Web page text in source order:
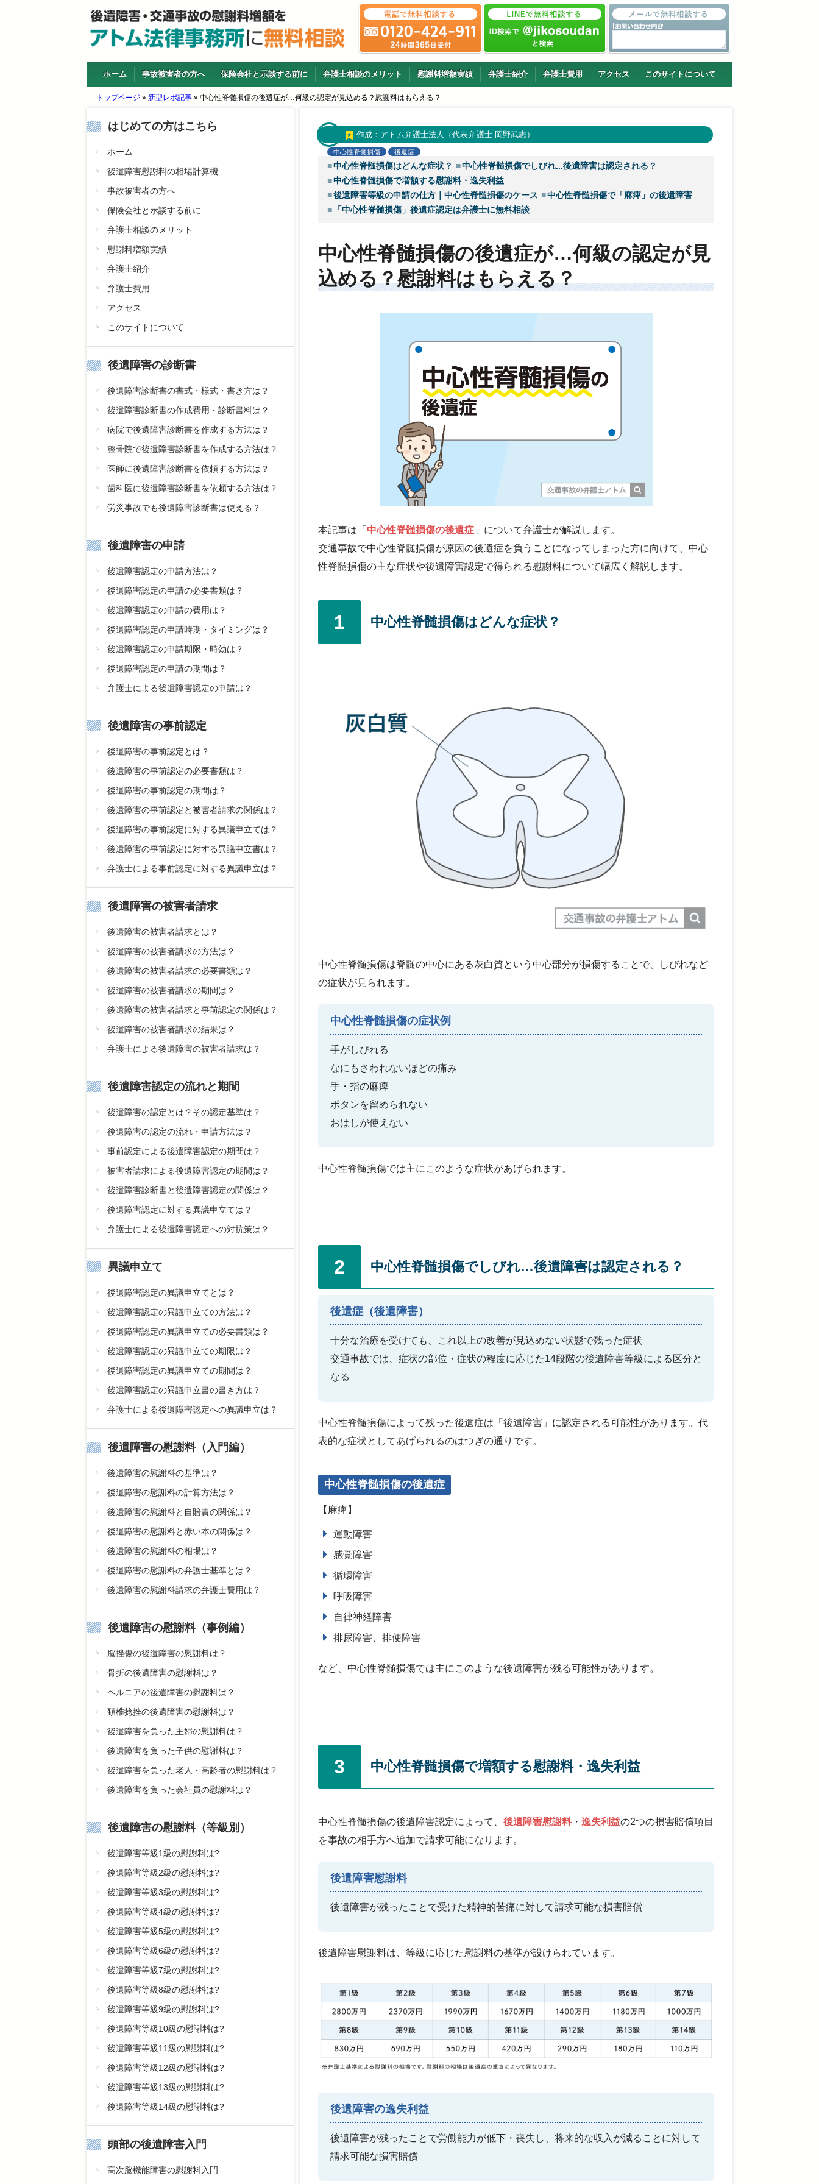
ホーム 事故被害者の方へ 保険会社と示談する前に 弁護士相談のメリット 慰謝料増額実績 弁護士紹介 弁護士費用 アクセス このサイトについて
トップページ » 新型レポ記事» 中心性脊髄損傷の後遺症が…何級の認定が見込める？慰謝料はもらえる？
作成： アトム弁護士法人（代表弁護士 岡野武志）
中心性脊髄損傷 後遺症
中心性脊髄損傷はどんな症状？
中心性脊髄損傷でしびれ...後遺障害は認定される？
中心性脊髄損傷で増額する慰謝料・逸失利益
後遺障害等級の申請の仕方｜中心性脊髄損傷のケース
中心性脊髄損傷で「麻痺」の後遺障害
「中心性脊髄損傷」後遺症認定は弁護士に無料相談
中心性脊髄損傷の後遺症が…何級の認定が見
込める？慰謝料はもらえる？
本記事は「 中心性脊髄損傷の後遺症 」について弁護士が解説します。
交通事故で中心性脊髄損傷が原因の後遺症を負うことになってしまった方に向けて、中心
性脊髄損傷の主な症状や後遺障害認定で得られる慰謝料について幅広く解説します。
1 中心性脊髄損傷はどんな症状？
中心性脊髄損傷は脊髄の中心にある灰白質という中心部分が損傷することで、しびれなど
の症状が見られます。
中心性脊髄損傷の症状例
手がしびれる
なにもさわれないほどの痛み
手・指の麻痺
ボタンを留められない
おはしが使えない
中心性脊髄損傷では主にこのような症状があげられます。
2 中心性脊髄損傷でしびれ…後遺障害は認定される？
後遺症（後遺障害）
十分な治療を受けても、これ以上の改善が見込めない状態で残った症状
交通事故では、症状の部位・症状の程度に応じた14段階の後遺障害等級による区分と
なる
中心性脊髄損傷によって残った後遺症は「後遺障害」に認定される可能性があります。代
表的な症状としてあげられるのはつぎの通りです。
中心性脊髄損傷の後遺症
【麻痺】
運動障害
感覚障害
循環障害
呼吸障害
自律神経障害
排尿障害、排便障害
など、中心性脊髄損傷では主にこのような後遺障害が残る可能性があります。
3 中心性脊髄損傷で増額する慰謝料・逸失利益
中心性脊髄損傷の後遺障害認定によって、 後遺障害慰謝料・ 逸失利益の2つの損害賠償項目
を事故の相手方へ追加で請求可能になります。
後遺障害慰謝料
後遺障害が残ったことで受けた精神的苦痛に対して請求可能な損害賠償
後遺障害慰謝料は、等級に応じた慰謝料の基準が設けられています。
後遺障害の逸失利益
後遺障害が残ったことで労働能力が低下・喪失し、将来的な収入が減ることに対して
請求可能な損害賠償
はじめての方はこちら
ホーム
後遺障害慰謝料の相場計算機
事故被害者の方へ
保険会社と示談する前に
弁護士相談のメリット
慰謝料増額実績
弁護士紹介
弁護士費用
アクセス
このサイトについて
後遺障害の診断書
後遺障害診断書の書式・様式・書き方は？
後遺障害診断書の作成費用・診断書料は？
病院で後遺障害診断書を作成する方法は？
整骨院で後遺障害診断書を作成する方法は？
医師に後遺障害診断書を依頼する方法は？
歯科医に後遺障害診断書を依頼する方法は？
労災事故でも後遺障害診断書は使える？
後遺障害の申請
後遺障害認定の申請方法は？
後遺障害認定の申請の必要書類は？
後遺障害認定の申請の費用は？
後遺障害認定の申請時期・タイミングは？
後遺障害認定の申請期限・時効は？
後遺障害認定の申請の期間は？
弁護士による後遺障害認定の申請は？
後遺障害の事前認定
後遺障害の事前認定とは？
後遺障害の事前認定の必要書類は？
後遺障害の事前認定の期間は？
後遺障害の事前認定と被害者請求の関係は？
後遺障害の事前認定に対する異議申立ては？
後遺障害の事前認定に対する異議申立書は？
弁護士による事前認定に対する異議申立は？
後遺障害の被害者請求
後遺障害の被害者請求とは？
後遺障害の被害者請求の方法は？
後遺障害の被害者請求の必要書類は？
後遺障害の被害者請求の期間は？
後遺障害の被害者請求と事前認定の関係は？
後遺障害の被害者請求の結果は？
弁護士による後遺障害の被害者請求は？
後遺障害認定の流れと期間
後遺障害の認定とは？その認定基準は？
後遺障害の認定の流れ・申請方法は？
事前認定による後遺障害認定の期間は？
被害者請求による後遺障害認定の期間は？
後遺障害診断書と後遺障害認定の関係は？
後遺障害認定に対する異議申立ては？
弁護士による後遺障害認定への対抗策は？
異議申立て
後遺障害認定の異議申立てとは？
後遺障害認定の異議申立ての方法は？
後遺障害認定の異議申立ての必要書類は？
後遺障害認定の異議申立ての期限は？
後遺障害認定の異議申立ての期間は？
後遺障害認定の異議申立書の書き方は？
弁護士による後遺障害認定への異議申立は？
後遺障害の慰謝料（入門編）
後遺障害の慰謝料の基準は？
後遺障害の慰謝料の計算方法は？
後遺障害の慰謝料と自賠責の関係は？
後遺障害の慰謝料と赤い本の関係は？
後遺障害の慰謝料の相場は？
後遺障害の慰謝料の弁護士基準とは？
後遺障害の慰謝料請求の弁護士費用は？
後遺障害の慰謝料（事例編）
脳挫傷の後遺障害の慰謝料は？
骨折の後遺障害の慰謝料は？
ヘルニアの後遺障害の慰謝料は？
頚椎捻挫の後遺障害の慰謝料は？
後遺障害を負った主婦の慰謝料は？
後遺障害を負った子供の慰謝料は？
後遺障害を負った老人・高齢者の慰謝料は？
後遺障害を負った会社員の慰謝料は？
後遺障害の慰謝料（等級別）
後遺障害等級1級の慰謝料は?
後遺障害等級2級の慰謝料は?
後遺障害等級3級の慰謝料は?
後遺障害等級4級の慰謝料は?
後遺障害等級5級の慰謝料は?
後遺障害等級6級の慰謝料は?
後遺障害等級7級の慰謝料は?
後遺障害等級8級の慰謝料は?
後遺障害等級9級の慰謝料は?
後遺障害等級10級の慰謝料は?
後遺障害等級11級の慰謝料は?
後遺障害等級12級の慰謝料は?
後遺障害等級13級の慰謝料は?
後遺障害等級14級の慰謝料は?
頭部の後遺障害入門
高次脳機能障害の慰謝料入門